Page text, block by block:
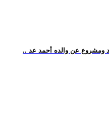
ومشروع عن والده أحمد عد